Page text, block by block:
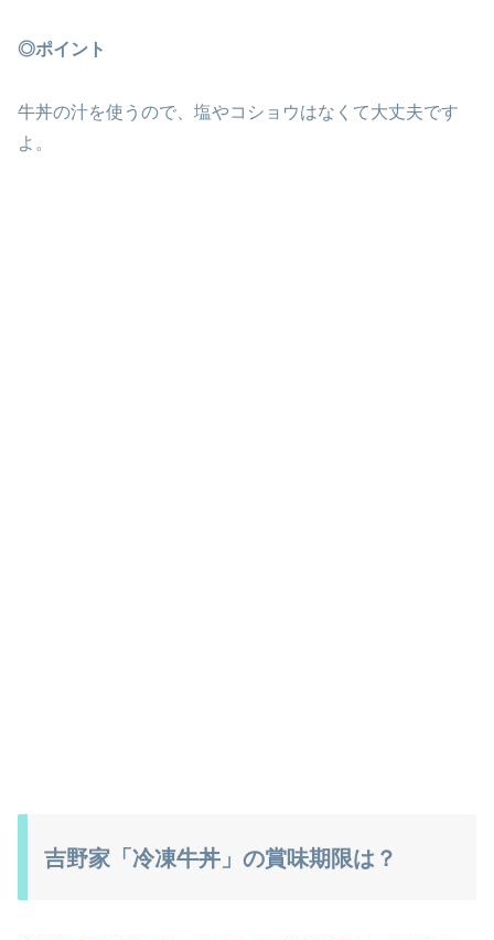
◎ポイント
牛丼の汁を使うので、塩やコショウはなくて大丈夫です
よ。
吉野家「冷凍牛丼」の賞味期限は？